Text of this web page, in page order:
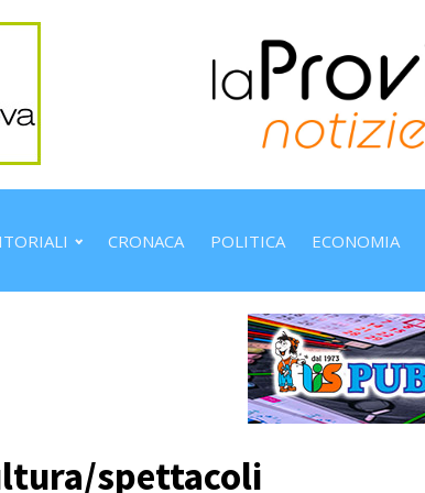
CRONACA POLITICA ECONOMIA
spettacoli